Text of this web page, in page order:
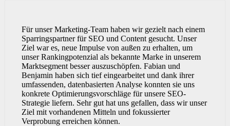
Für unser Marketing-Team haben wir gezielt nach einem
Sparringspartner für SEO und Content gesucht. Unser
Ziel war es, neue Impulse von außen zu erhalten, um
unser Rankingpotenzial als bekannte Marke in unserem
Marktsegment besser auszuschöpfen. Fabian und
Benjamin haben sich tief eingearbeitet und dank ihrer
umfassenden, datenbasierten Analyse konnten sie uns
konkrete Optimierungsvorschläge für unsere SEO-
Strategie liefern. Sehr gut hat uns gefallen, dass wir unser
Ziel mit vorhandenen Mitteln und fokussierter
Verprobung erreichen können.